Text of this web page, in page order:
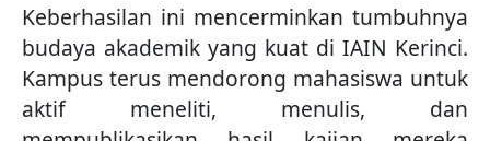
Keberhasilan ini mencerminkan tumbuhnya
budaya akademik yang kuat di IAIN Kerinci.
Kampus terus mendorong mahasiswa untuk
aktif meneliti, menulis, dan